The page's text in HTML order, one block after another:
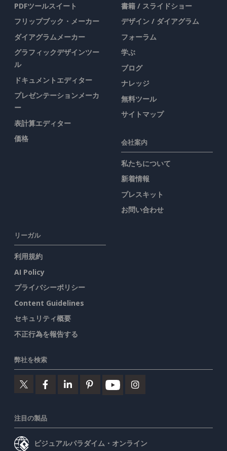
PDFツールスイート
フリップブック・メーカー
ダイアグラムメーカー
グラフィックデザインツー
ル
ドキュメントエディター
プレゼンテーションメーカ
ー
表計算エディター
価格
書籍 / スライドショー
デザイン / ダイアグラム
フォーラム
学ぶ
ブログ
ナレッジ
無料ツール
サイトマップ
会社案内
私たちについて
新着情報
プレスキット
お問い合わせ
リーガル
利用規約
AI Policy
プライバシーポリシー
Content Guidelines
セキュリティ概要
不正行為を報告する
弊社を検索
注目の製品
ビジュアルパラダイム・オンライン